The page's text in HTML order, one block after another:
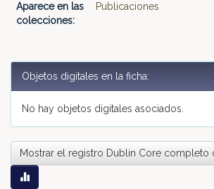
Aparece en las
colecciones:
Publicaciones
Objetos digitales en la ficha:
No hay objetos digitales asociados.
Mostrar el registro Dublin Core completo